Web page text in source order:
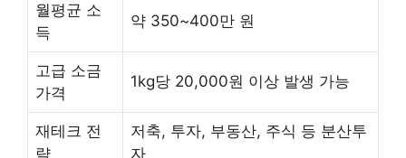
월평균 소
득
약 350~400만 원
고급 소금
가격
1kg당 20,000원 이상 발생 가능
재테크 전
략
저축, 투자, 부동산, 주식 등 분산투
자